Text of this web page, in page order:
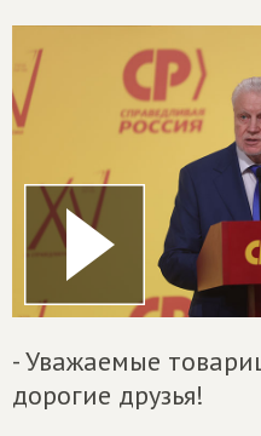
- Уважаемые
дорогие друзья!